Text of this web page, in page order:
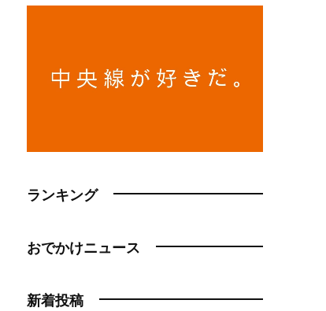
ランキング
おでかけニュース
新着投稿